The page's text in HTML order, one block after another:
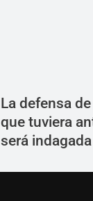
La defensa
que tuviera
será indagada